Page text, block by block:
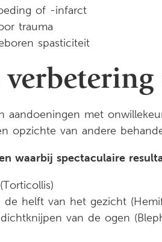
of -infarct
trauma
spasticiteit
aandoeningen met
opzichte van andere
waarbij spectaculaire
helft van het gezicht
van de ogen